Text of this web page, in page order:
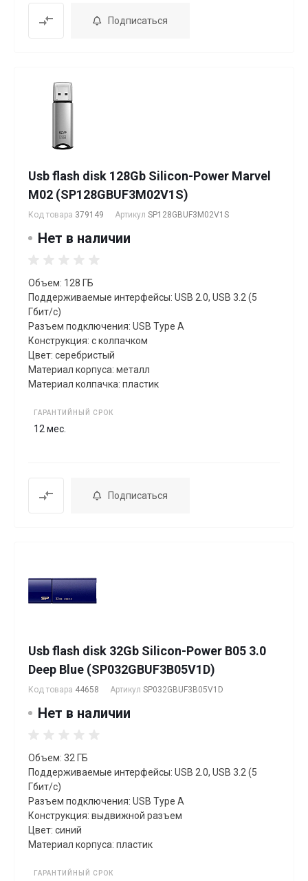
Подписаться
Usb flash disk 128Gb Silicon-Power Marvel
M02 (SP128GBUF3M02V1S)
Код товара 379149 Артикул SP128GBUF3M02V1S
Нет в наличии
Объем: 128 ГБ
Поддерживаемые интерфейсы: USB 2.0, USB 3.2 (5
Гбит/с)
Разъем подключения: USB Type A
Конструкция: с колпачком
Цвет: серебристый
Материал корпуса: металл
Материал колпачка: пластик
ГАРАНТИЙНЫЙ СРОК
12 мес.
Подписаться
Usb flash disk 32Gb Silicon-Power B05 3.0
Deep Blue (SP032GBUF3B05V1D)
Код товара 44658 Артикул SP032GBUF3B05V1D
Нет в наличии
Объем: 32 ГБ
Поддерживаемые интерфейсы: USB 2.0, USB 3.2 (5
Гбит/с)
Разъем подключения: USB Type A
Конструкция: выдвижной разъем
Цвет: синий
Материал корпуса: пластик
ГАРАНТИЙНЫЙ СРОК